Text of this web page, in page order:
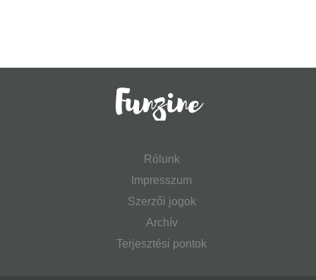
Rólunk
Impresszum
Szerzői jogok
Archív
Terjesztési pontok